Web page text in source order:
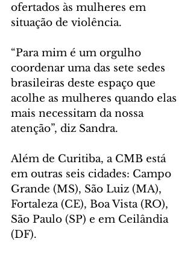
ofertados às mulheres em
situação de violência.
“Para mim é um orgulho
coordenar uma das sete sedes
brasileiras deste espaço que
acolhe as mulheres quando elas
mais necessitam da nossa
atenção”, diz Sandra.
Além de Curitiba, a CMB está
em outras seis cidades: Campo
Grande (MS), São Luiz (MA),
Fortaleza (CE), Boa Vista (RO),
São Paulo (SP) e em Ceilândia
(DF).